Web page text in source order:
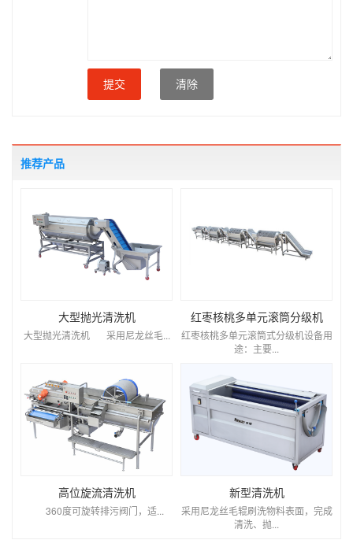
提交 清除
推荐产品
大型抛光清洗机
大型抛光清洗机 采用尼龙丝毛...
红枣核桃多单元滚筒分级机
红枣核桃多单元滚筒式分级机设备用
途：主要...
高位旋流清洗机
360度可旋转排污阀门，适...
新型清洗机
采用尼龙丝毛辊刷洗物料表面，完成
清洗、抛...